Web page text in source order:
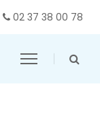
02 37 38 00 78